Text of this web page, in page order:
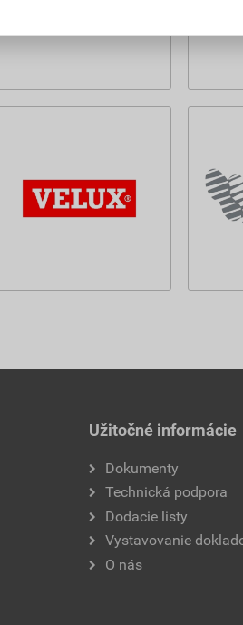
Užitočné informácie
Dokumenty
Technická podpora
Dodacie listy
Vystavovanie
O nás